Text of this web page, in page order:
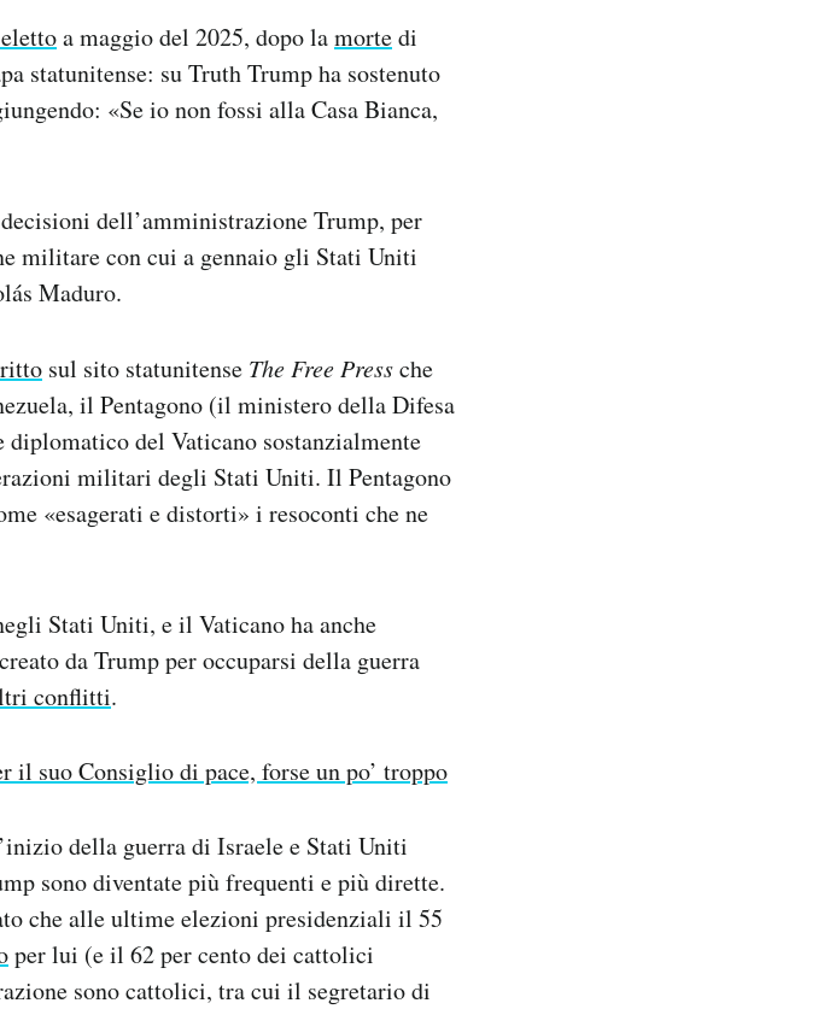
a maggio del 2025, dopo lamortedi
statunitense: su Truth Trump ha sostenuto
«Se io non fossi alla Casa Bianca,
dell’amministrazione Trump, per
militare con cui a gennaio gli Stati Uniti
Maduro.
sul sito statunitense The Free Pressche
il Pentagono (il ministero della Difesa
diplomatico del Vaticano sostanzialmente
militari degli Stati Uniti. Il Pentagono
«esagerati e distorti» i resoconti che ne
Stati Uniti, e il Vaticano ha anche
creato da Trump per occuparsi della guerra
conflitti.
il suo Consiglio di pace, forse un po’ troppo
della guerra di Israele e Stati Uniti
sono diventate più frequenti e più dirette.
che alle ultime elezioni presidenziali il 55
per lui (e il 62 per cento dei cattolici
sono cattolici, tra cui il segretario di